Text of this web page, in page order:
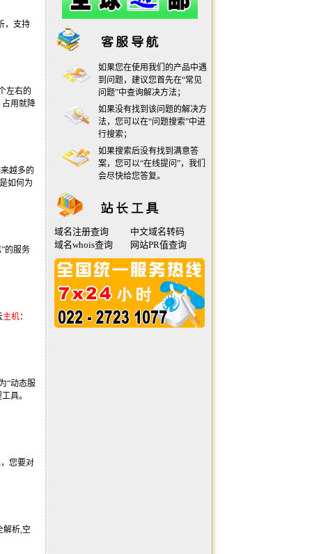
，支持
左右的
占用就降
越多的
如何为
的服务
主机：
“动态服
具。
您要对
解析,空
如果您在使用我们的产品中遇
到问题，建议您首先在“常见
问题”中查询解决方法；
如果没有找到该问题的解决方
法，您可以在“问题搜索”中进
行搜索；
如果搜索后没有找到满意答
案，您可以“在线提问 ”，我们
会尽快给您答复。
域名注册查询
中文域名转码
域名whois查询
网站PR值查询